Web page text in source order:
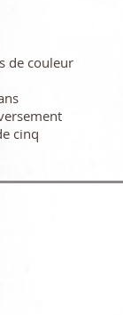
de couleur
cinq